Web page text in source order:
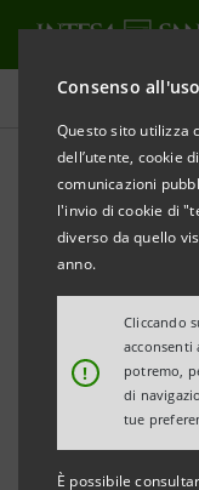
Consenso
Questo sito utilizza
dell’utente, cookie
comunicazioni
l'invio di cookie di
diverso da quello
anno.
!
Cliccando
acconsenti
potremo,
di
tue
È possibile
Comunicati stampa
STAMPA AGGIORNA
INTESA
IL RATING A
REVISIONE
ITALIANA.
Torino, Milano, 21
informa che oggi
Poor’s ha